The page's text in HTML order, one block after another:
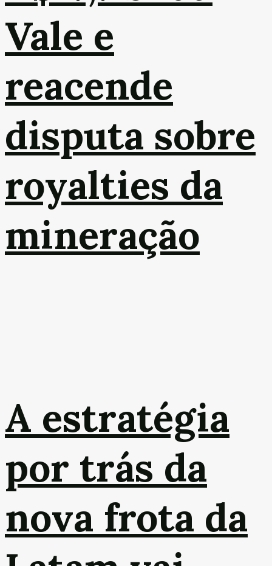
Vale e
reacende
disputa sobre
royalties da
mineração
A estratégia
por trás da
nova frota da